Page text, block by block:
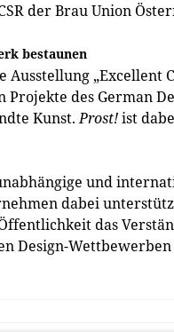
der Brau Union
bestaunen
Ausstellung „Excellent
Projekte des German
Kunst.Prost!ist
und
dabei
das
Design-